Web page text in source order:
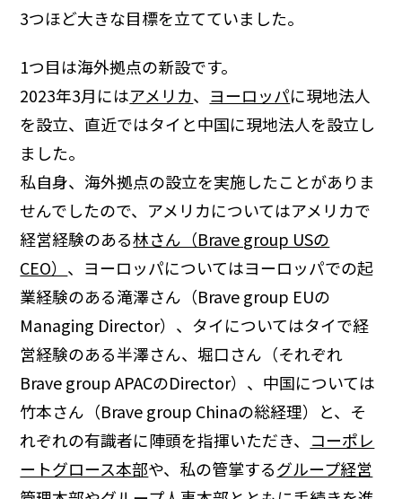
3つほど大きな目標を立てていました。
1つ目は海外拠点の新設です。
2023年3月にはアメリカ、 ヨーロッパに現地法人
を設立、直近ではタイと中国に現地法人を設立し
ました。
私自身、海外拠点の設立を実施したことがありま
せんでしたので、アメリカについてはアメリカで
経営経験のある林さん（Brave group USの
CEO） 、ヨーロッパについてはヨーロッパでの起
業経験のある滝澤さん（Brave group EUの
Managing Director）、タイについてはタイで経
営経験のある半澤さん、堀口さん（それぞれ
Brave group APACのDirector）、中国については
竹本さん（Brave group Chinaの総経理）と、そ
れぞれの有識者に陣頭を指揮いただき、
コーポレ
ートグロース本部や、私の管掌するグループ経営